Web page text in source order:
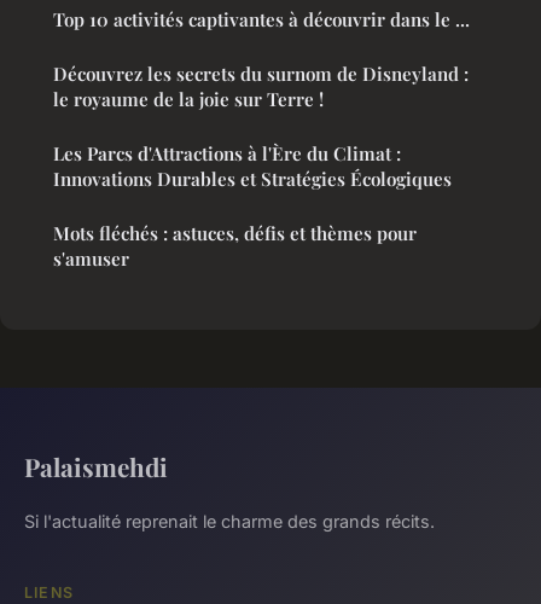
Top 10 activités captivantes à découvrir dans le ...
Découvrez les secrets du surnom de Disneyland :
le royaume de la joie sur Terre !
Les Parcs d'Attractions à l'Ère du Climat :
Innovations Durables et Stratégies Écologiques
Mots fléchés : astuces, défis et thèmes pour
s'amuser
Palaismehdi
Si l'actualité reprenait le charme des grands récits.
LIENS